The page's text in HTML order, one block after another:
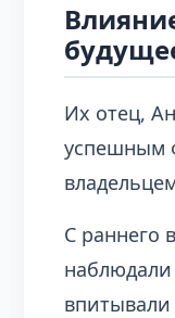
Их отец,
успешным
С раннего
впитывали